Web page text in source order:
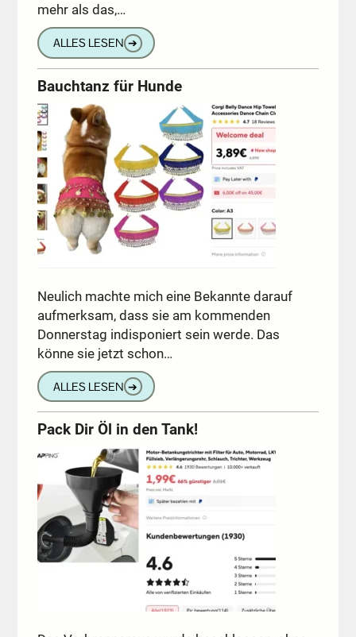
mehr als das,…
ALLES LESEN ➔
Bauchtanz für Hunde
Neulich machte mich eine Bekannte darauf
aufmerksam, dass sie am kommenden
Donnerstag indisponiert sein werde. Das
könne sie jetzt schon…
ALLES LESEN ➔
Pack Dir Öl in den Tank!